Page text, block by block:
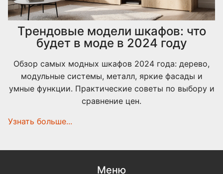
Трендовые модели шкафов: что
будет в моде в 2024 году
Обзор самых модных шкафов 2024 года: дерево,
модульные системы, металл, яркие фасады и
умные функции. Практические советы по выбору и
сравнение цен.
Узнать больше...
Меню